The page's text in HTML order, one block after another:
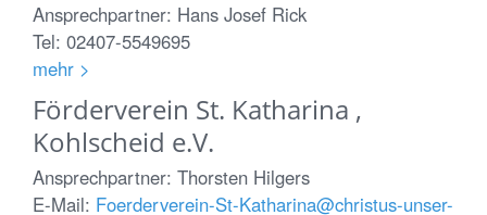
Ansprechpartner: Hans Josef Rick
Tel: 02407-5549695
mehr >
Förderverein St. Katharina ,
Kohlscheid e.V.
Ansprechpartner: Thorsten Hilgers
E-Mail: Foerderverein-St-Katharina@christus-unser-